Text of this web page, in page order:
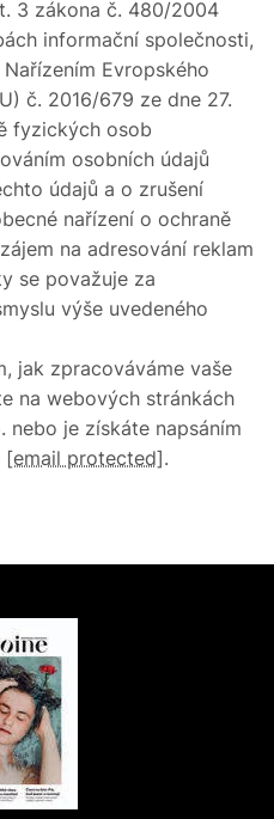
3 zákona č. 480/2004
informační společnosti,
Evropského
č. 2016/679 ze dne 27.
fyzických osob
osobních údajů
údajů a o zrušení
nařízení o ochraně
na adresování reklam
se považuje za
výše uvedeného
jak zpracováváme vaše
na webových stránkách
nebo je získáte napsáním
[email protected].